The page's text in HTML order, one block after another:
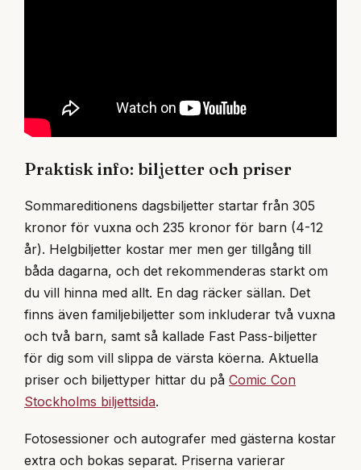
Praktisk info: biljetter och priser
Sommareditionens dagsbiljetter startar från 305
kronor för vuxna och 235 kronor för barn (4-12
år). Helgbiljetter kostar mer men ger tillgång till
båda dagarna, och det rekommenderas starkt om
du vill hinna med allt. En dag räcker sällan. Det
finns även familjebiljetter som inkluderar två vuxna
och två barn, samt så kallade Fast Pass-biljetter
för dig som vill slippa de värsta köerna. Aktuella
priser och biljettyper hittar du på Comic Con
Stockholms biljettsida.
Fotosessioner och autografer med gästerna kostar
extra och bokas separat. Priserna varierar